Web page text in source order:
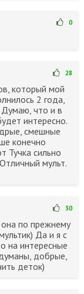
0
28
который мой
2 года,
что и в
интересно.
смешные
конечно
Тучка сильно
мульт.
30
по прежнему
Да и я с
на интересные
добрые,
деток)